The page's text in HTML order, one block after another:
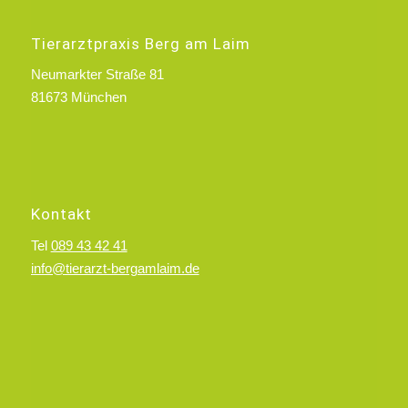
Tierarztpraxis Berg am Laim
Neumarkter Straße 81
81673 München
Kontakt
Tel 089 43 42 41
info@tierarzt-bergamlaim.de